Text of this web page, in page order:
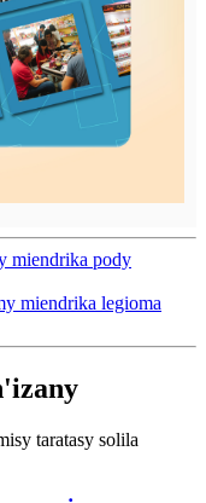
miendrika pody
miendrika legioma